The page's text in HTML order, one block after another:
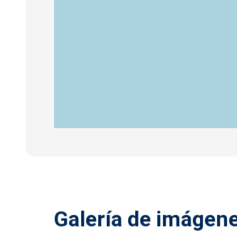
Galería de